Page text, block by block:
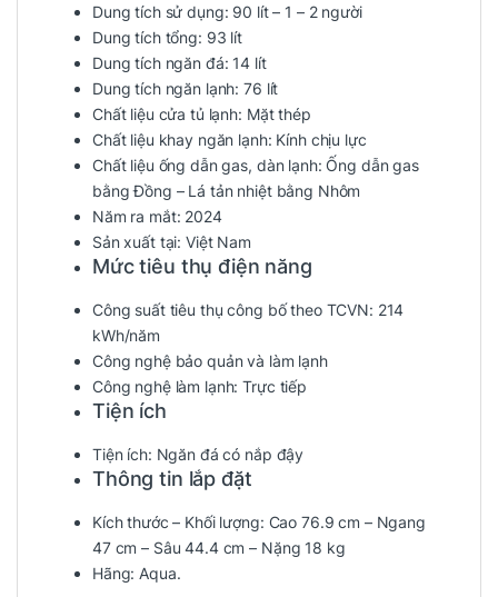
Dung tích sử dụng: 90 lít – 1 – 2 người
Dung tích tổng: 93 lít
Dung tích ngăn đá: 14 lít
Dung tích ngăn lạnh: 76 lít
Chất liệu cửa tủ lạnh: Mặt thép
Chất liệu khay ngăn lạnh: Kính chịu lực
Chất liệu ống dẫn gas, dàn lạnh: Ống dẫn gas
bằng Đồng – Lá tản nhiệt bằng Nhôm
Năm ra mắt: 2024
Sản xuất tại: Việt Nam
Mức tiêu thụ điện năng
Công suất tiêu thụ công bố theo TCVN: 214
kWh/năm
Công nghệ bảo quản và làm lạnh
Công nghệ làm lạnh: Trực tiếp
Tiện ích
Tiện ích: Ngăn đá có nắp đậy
Thông tin lắp đặt
Kích thước – Khối lượng: Cao 76.9 cm – Ngang
47 cm – Sâu 44.4 cm – Nặng 18 kg
Hãng: Aqua.